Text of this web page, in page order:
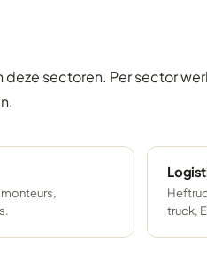
sectoren. Per sector
truck,